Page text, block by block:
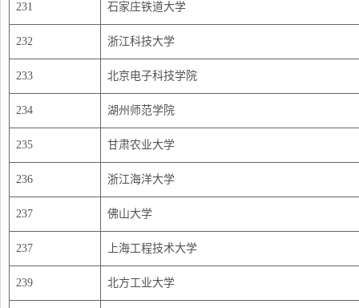
231 石家庄铁道大学
232 浙江科技大学
233 北京电子科技学院
234 湖州师范学院
235 甘肃农业大学
236 浙江海洋大学
237 佛山大学
237 上海工程技术大学
239 北方工业大学